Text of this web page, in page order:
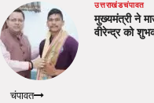
उत्तराखंडचंपावत
मुख्यमंत्री ने
वीरेन्द्र को
चंपावत